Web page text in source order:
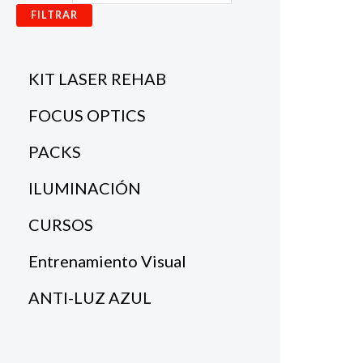
FILTRAR
KIT LASER REHAB
FOCUS OPTICS
PACKS
ILUMINACIÓN
CURSOS
Entrenamiento Visual
ANTI-LUZ AZUL